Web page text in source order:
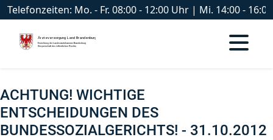
Telefonzeiten: Mo. - Fr. 08:00 - 12:00 Uhr | Mi. 14:00 -
ACHTUNG! WICHTIGE
ENTSCHEIDUNGEN DES
BUNDESSOZIALGERICHTS! - 31.10.2012